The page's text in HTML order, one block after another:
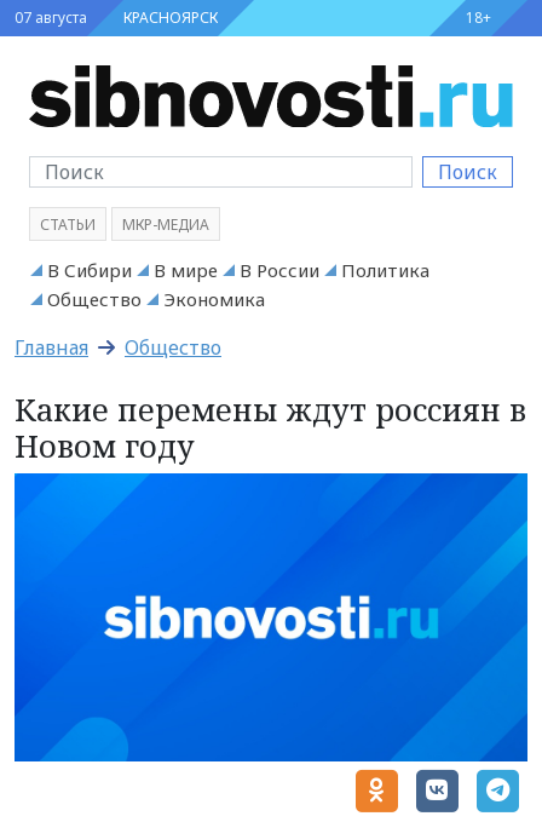
07 августа КРАСНОЯРСК 18+
Поиск
СТАТЬИ МКР-МЕДИА
В Сибири В мире В России
Политика
Общество
Экономика
Главная Общество
Какие перемены ждут россиян в
Новом году